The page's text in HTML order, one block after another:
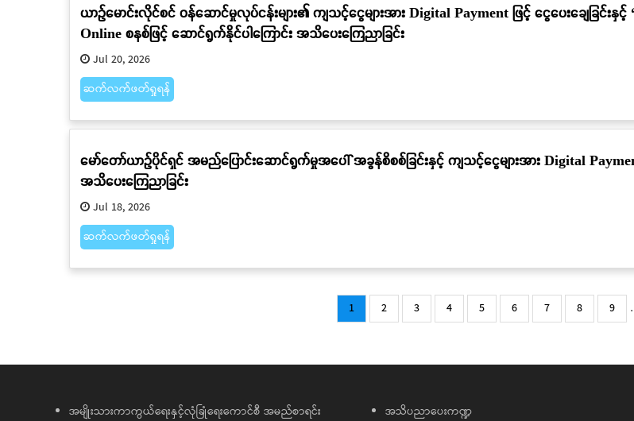
ယာဉ်မောင်းလိုင်စင် ဝန်ဆောင်မှုလုပ်ငန်းများ၏ ကျသင့်ငွေများအား Digital Payment ဖြင့် ငွေပေးချေခြင်း
Online စနစ်ဖြင့် ဆောင်ရွက်နိုင်ပါကြောင်း အသိပေးကြေညာခြင်း
Jul 20, 2026
ဆက်လက်ဖတ်ရှုရန်
မော်တော်ယာဉ်ပိုင်ရှင် အမည်ပြောင်းဆောင်ရွက်မှုအပေါ် အခွန်စိစစ်ခြင်းနှင့် ကျသင့်ငွေများအား Digital
အသိပေးကြေညာခြင်း
Jul 18, 2026
ဆက်လက်ဖတ်ရှုရန်
Current
page
1 Page
2 Page
3 Page
4 Page
5 Page
6 Page
7 Page
8 Page
9
အမျိုးသားကာကွယ်ရေးနှင့်လုံခြုံရေးကောင်စီ အမည်စာရင်း
အသိပညာပေးကဏ္ဍ